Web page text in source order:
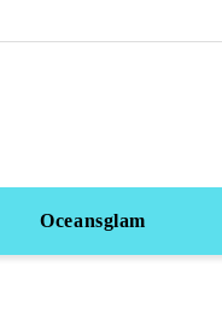
Oceansglam